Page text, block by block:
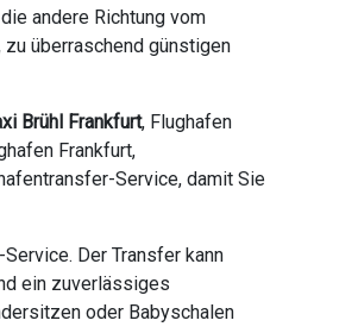
andere Richtung vom
überraschend günstigen
Brühl Frankfurt, Flughafen
Frankfurt,
Service, damit Sie
Der Transfer kann
ein zuverlässiges
oder Babyschalen